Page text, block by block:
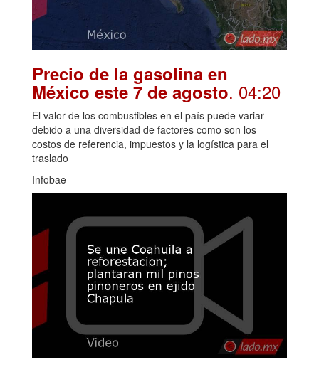
Precio de la gasolina en
México este 7 de agosto. 04:20
El valor de los combustibles en el país puede variar
debido a una diversidad de factores como son los
costos de referencia, impuestos y la logística para el
traslado
Infobae